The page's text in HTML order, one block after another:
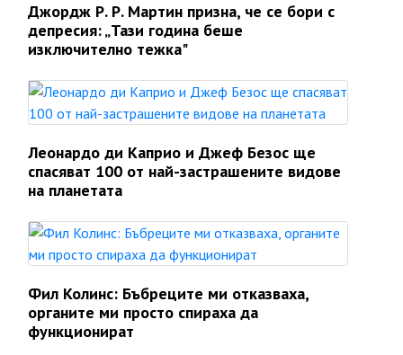
Джордж Р. Р. Мартин призна, че се бори с
депресия: „Тази година беше
изключително тежка"
Леонардо ди Каприо и Джеф Безос ще
спасяват 100 от най-застрашените видове
на планетата
Фил Колинс: Бъбреците ми отказваха,
органите ми просто спираха да
функционират